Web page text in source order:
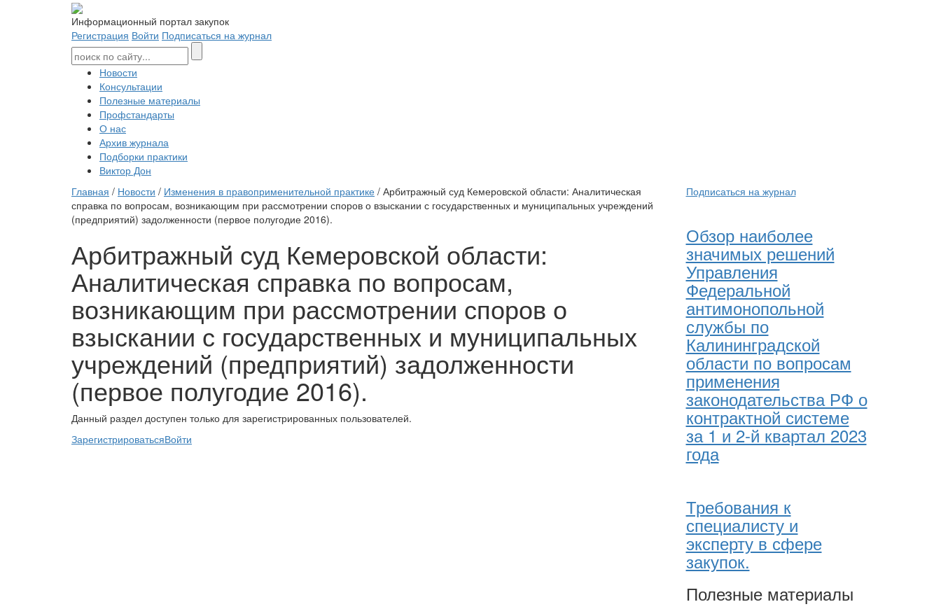
Информационный портал закупок
Регистрация Войти Подписаться на журнал
Новости
Консультации
Полезные материалы
Профстандарты
О нас
Архив журнала
Подборки практики
Виктор Дон
Главная / Новости / Изменения в правоприменительной практике / Арбитражный суд Кемеровской области: Аналитическая
справка по вопросам, возникающим при рассмотрении споров о взыскании с государственных и муниципальных учреждений
(предприятий) задолженности (первое полугодие 2016).
Арбитражный суд Кемеровской области:
Аналитическая справка по вопросам,
возникающим при рассмотрении споров о
взыскании с государственных и муниципальных
учреждений (предприятий) задолженности
(первое полугодие 2016).
Данный раздел доступен только для зарегистрированных пользователей.
ЗарегистрироватьсяВойти
Подписаться на журнал
Обзор наиболее
значимых решений
Управления
Федеральной
антимонопольной
службы по
Калининградской
области по вопросам
применения
законодательства РФ о
контрактной системе
за 1 и 2-й квартал 2023
года
Требования к
специалисту и
эксперту в сфере
закупок.
Полезные материалы